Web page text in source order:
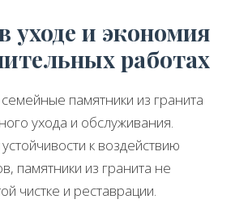
уходе и экономия
работах
памятники из гранита
ухода и обслуживания.
к воздействию
памятники из гранита не
чистке и реставрации.